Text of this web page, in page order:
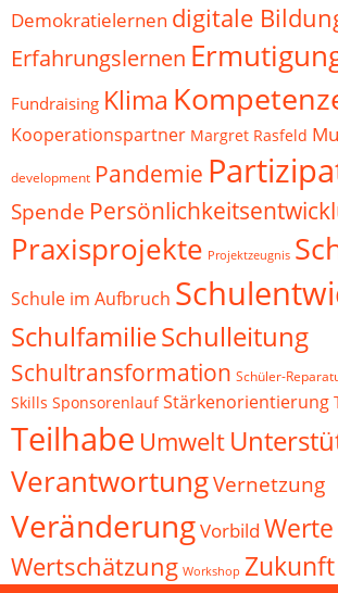
Demokratielernen digitale
Erfahrungslernen
Fundraising Klima
Kooperationspartner Margret Rasfeld
development Pandemie
Spende
Praxisprojekte Projektzeugnis
Schule im Aufbruch
SchulfamilieSchulleitung
Schultransformation Schüler-
Skills Sponsorenlauf Stärkenorientierung
Teilhabe Umwelt
VerantwortungVernetzung
VeränderungVorbild Werte
Wertschätzung Workshop Zukunft